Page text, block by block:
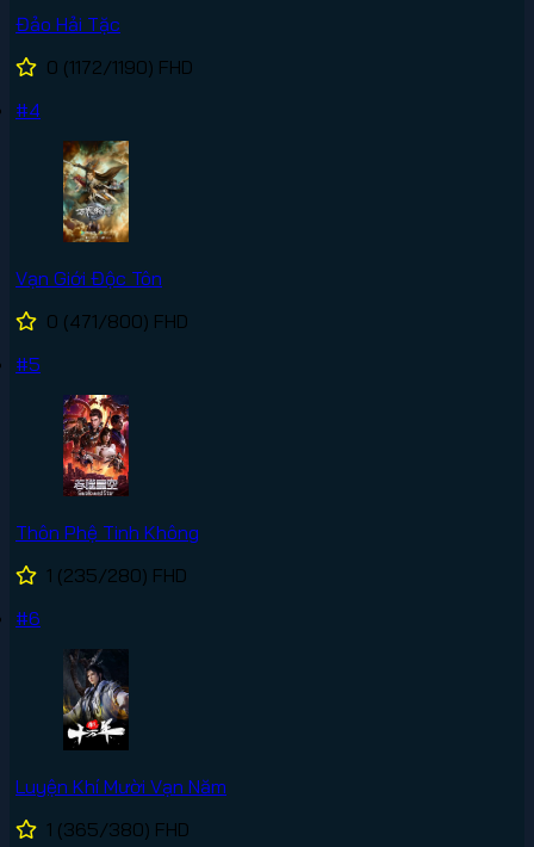
Đảo Hải Tặc
0 (1172/1190) FHD
#4
Vạn Giới Độc Tôn
0 (471/800) FHD
#5
Thôn Phệ Tinh Không
1 (235/280) FHD
#6
Luyện Khí Mười Vạn Năm
1 (365/380) FHD